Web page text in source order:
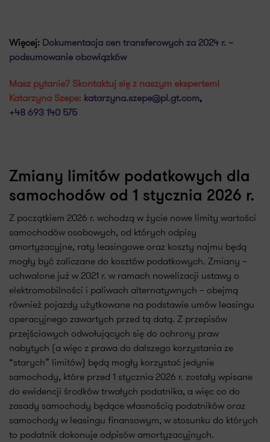
Więcej: Dokumentacja cen transferowych za 2024 r. –
podsumowanie obowiązków
Masz pytanie? Skontaktuj się z naszym ekspertem!
Katarzyna Szepe: katarzyna.szepe@pl.gt.com,
+48 693 140 575
Zmiany limitów podatkowych dla
samochodów od 1 stycznia 2026 r.
Z początkiem 2026 r. wchodzą w życie nowe limity wartości
samochodów osobowych, od których odpisy
amortyzacyjne, raty leasingowe oraz koszty najmu będą
mogły być zaliczane do kosztów podatkowych. Zmiany –
uchwalone już w 2021 r. w ramach nowelizacji ustawy o
elektromobilności i paliwach alternatywnych – obejmą
również pojazdy użytkowane na podstawie umów leasingu
operacyjnego zawartych przed tą datą. Z przepisów
przejściowych odwołujących się do ochrony praw
nabytych (a więc z prawa do dalszego korzystania ze
“starych” limitów) będą mogły korzystać jedynie
samochody, które przed 1 stycznia 2026 r. zostały wpisane
do ewidencji środków trwałych podatnika, a więc co do
zasady samochody będące własnością podatników oraz
samochody w leasingu finansowym, w stosunku do których
to podatnik dokonuje odpisów amortyzacyjnych.